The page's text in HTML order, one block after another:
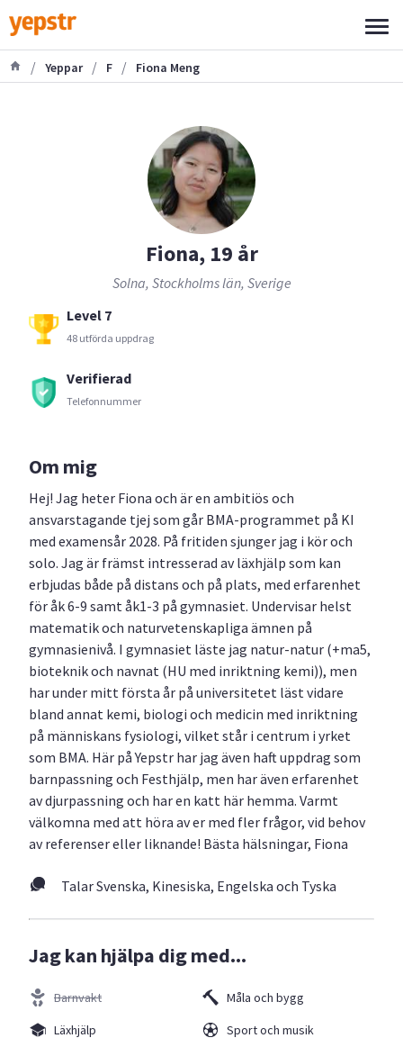
/ Yeppar / F / Fiona Meng
Fiona, 19 år
Solna, Stockholms län, Sverige
Level 7
48 utförda uppdrag
Verifierad
Telefonnummer
Om mig
Hej! Jag heter Fiona och är en ambitiös och
ansvarstagande tjej som går BMA-programmet på KI
med examensår 2028. På fritiden sjunger jag i kör och
solo. Jag är främst intresserad av läxhjälp som kan
erbjudas både på distans och på plats, med erfarenhet
för åk 6-9 samt åk1-3 på gymnasiet. Undervisar helst
matematik och naturvetenskapliga ämnen på
gymnasienivå. I gymnasiet läste jag natur-natur (+ma5,
bioteknik och navnat (HU med inriktning kemi)), men
har under mitt första år på universitetet läst vidare
bland annat kemi, biologi och medicin med inriktning
på människans fysiologi, vilket står i centrum i yrket
som BMA. Här på Yepstr har jag även haft uppdrag som
barnpassning och Festhjälp, men har även erfarenhet
av djurpassning och har en katt här hemma. Varmt
välkomna med att höra av er med fler frågor, vid behov
av referenser eller liknande! Bästa hälsningar, Fiona
Talar Svenska, Kinesiska, Engelska och Tyska
Jag kan hjälpa dig med...
Barnvakt
Läxhjälp
Måla och bygg
Sport och musik